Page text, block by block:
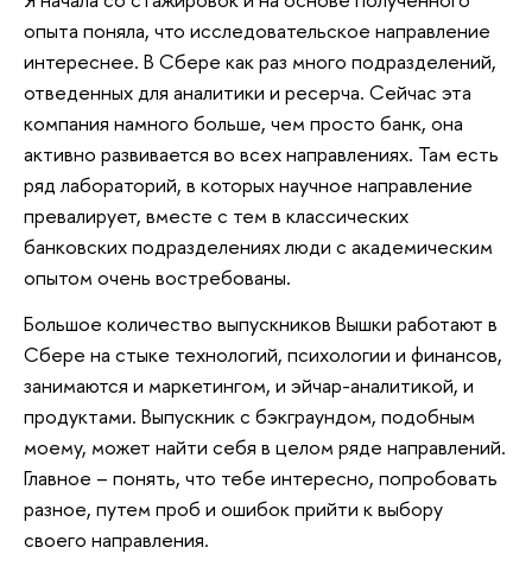
опыта поняла, что исследовательское направление
интереснее. В Сбере как раз много подразделений,
отведенных для аналитики и ресерча. Сейчас эта
компания намного больше, чем просто банк, она
активно развивается во всех направлениях. Там есть
ряд лабораторий, в которых научное направление
превалирует, вместе с тем в классических
банковских подразделениях люди с академическим
опытом очень востребованы.
Большое количество выпускников Вышки работают в
Сбере на стыке технологий, психологии и финансов,
занимаются и маркетингом, и эйчар-аналитикой, и
продуктами. Выпускник с бэкграундом, подобным
моему, может найти себя в целом ряде направлений.
Главное – понять, что тебе интересно, попробовать
разное, путем проб и ошибок прийти к выбору
своего направления.